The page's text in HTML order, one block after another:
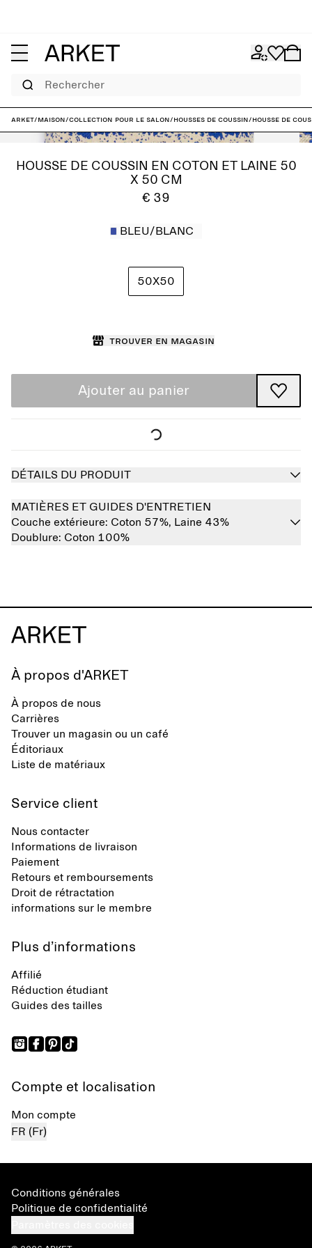
Rechercher
ARKET/Maison/Collection pour le salon/Housses de coussin/Housse de
HOUSSE DE COUSSIN EN COTON ET LAINE 50
X 50 CM
€ 39
BLEU/BLANC
50X50
Trouver en magasin
Ajouter au panier
DÉTAILS DU PRODUIT
MATIÈRES ET GUIDES D'ENTRETIEN
Couche extérieure: Coton 57%, Laine 43%
Doublure: Coton 100%
À propos d'ARKET
À propos de nous
Carrières
Trouver un magasin ou un café
Éditoriaux
Liste de matériaux
Service client
Nous contacter
Informations de livraison
Paiement
Retours et remboursements
Droit de rétractation
informations sur le membre
Plus d’informations
Affilié
Réduction étudiant
Guides des tailles
Compte et localisation
Mon compte
FR (Fr)
Conditions générales
Politique de confidentialité